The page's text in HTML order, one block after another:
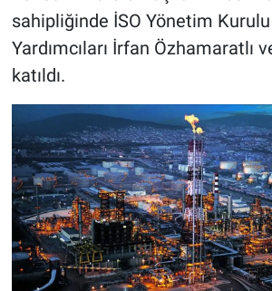
sahipliğinde İSO Yönetim
Yardımcıları İrfan Özhamaratlı
katıldı.